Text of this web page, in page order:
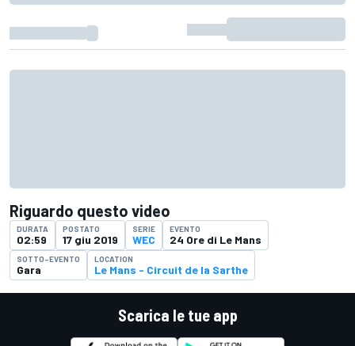
Riguardo questo video
DURATA
02:59
POSTATO
17 giu 2019
SERIE
WEC
EVENTO
24 Ore di Le Mans
SOTTO-EVENTO
Gara
LOCATION
Le Mans - Circuit de la Sarthe
Scarica le tue app